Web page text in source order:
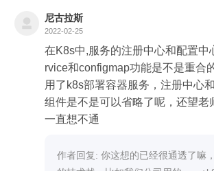
尼古拉斯
2022-02-25
在K8s中,服务的注册中心和配置中
rvice和configmap功能是不是重合
用了k8s部署容器服务，注册中心
组件是不是可以省略了呢，还望老
一直想不通
作者回复: 你这想的已经很通透了嘛